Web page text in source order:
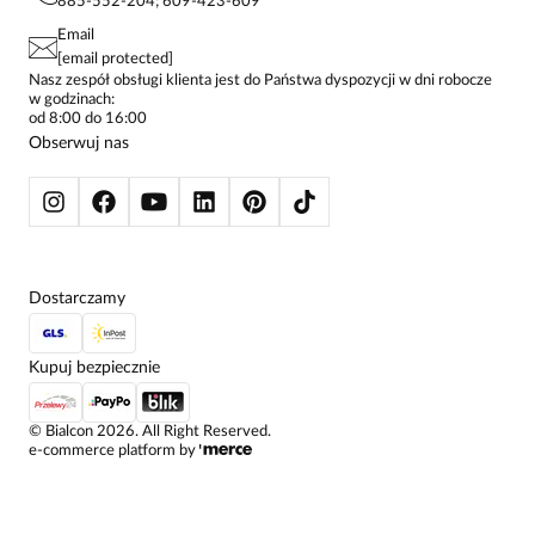
Agazz.
Data dodania:23.04.2020
Maseczka rewelacyjna, łatwo w niej oddychać, pięknie
odszyta. Polecam.
Krzysztof
O.k.
STREFA STAŁEGO KLIENTA
SPODNIE DAMSKIE
ŻAKIETY I MARYNARKI
SWETRY
BLUZY
Email
[email protected]
Nasz zespół obsługi klienta jest do Państwa dyspozycji w dni robocze
w godzinach:
od 8:00 do 16:00
Obserwuj nas
© Bialcon 2026. All Right Reserved.
e-commerce platform by
Dostarczamy
Kupuj bezpiecznie